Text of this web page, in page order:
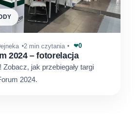
2 min czytania ❤0
2024 – fotorelacja
Zobacz, jak przebiegały targi
2024.